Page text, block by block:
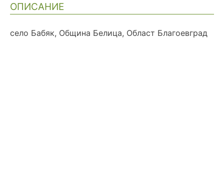
ОПИСАНИЕ
село Бабяк, Община Белица, Област Благоевград